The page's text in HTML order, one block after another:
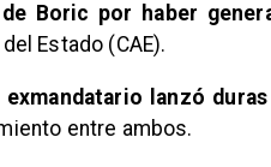
Boric por haber
Estado (CAE).
exmandatario lanzó
entre ambos.